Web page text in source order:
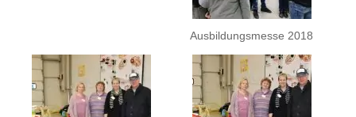
Ausbildungsmesse 2018